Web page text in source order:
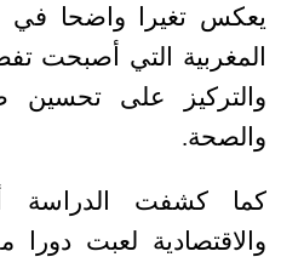
يعكس تغيرا واضحا في
المغربية التي أصبحت
والتركيز على تحسين
والصحة.
كما كشفت الدراسة أن
والاقتصادية لعبت